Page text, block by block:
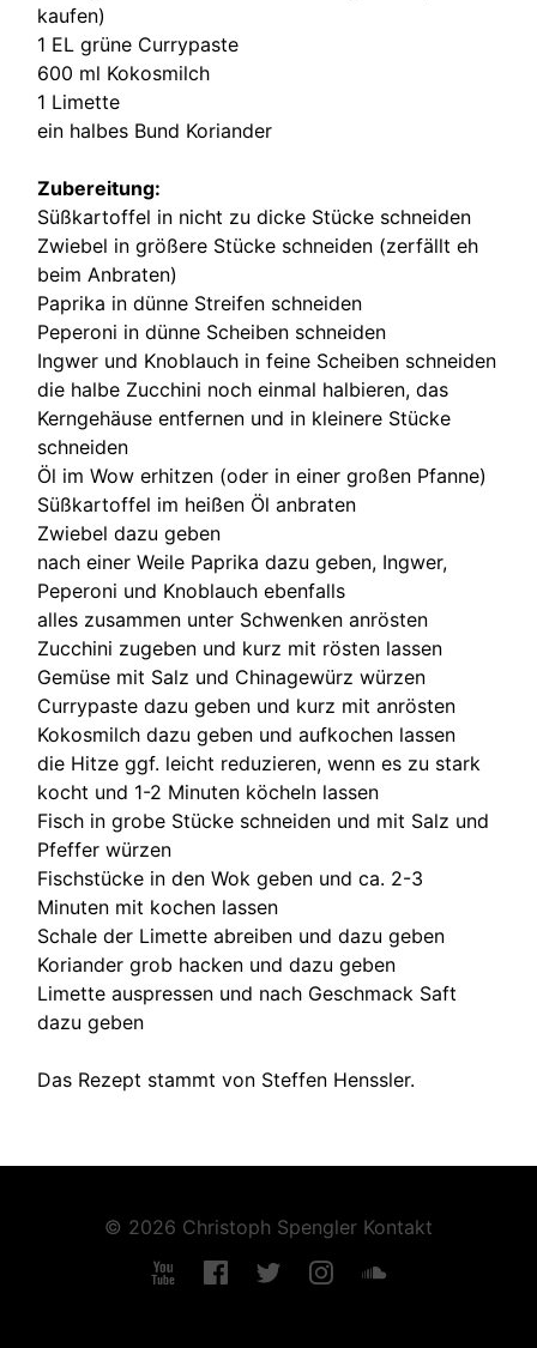
kaufen)
1 EL grüne Currypaste
600 ml Kokosmilch
1 Limette
ein halbes Bund Koriander
Zubereitung:
Süßkartoffel in nicht zu dicke Stücke schneiden
Zwiebel in größere Stücke schneiden (zerfällt eh
beim Anbraten)
Paprika in dünne Streifen schneiden
Peperoni in dünne Scheiben schneiden
Ingwer und Knoblauch in feine Scheiben schneiden
die halbe Zucchini noch einmal halbieren, das
Kerngehäuse entfernen und in kleinere Stücke
schneiden
Öl im Wow erhitzen (oder in einer großen Pfanne)
Süßkartoffel im heißen Öl anbraten
Zwiebel dazu geben
nach einer Weile Paprika dazu geben, Ingwer,
Peperoni und Knoblauch ebenfalls
alles zusammen unter Schwenken anrösten
Zucchini zugeben und kurz mit rösten lassen
Gemüse mit Salz und Chinagewürz würzen
Currypaste dazu geben und kurz mit anrösten
Kokosmilch dazu geben und aufkochen lassen
die Hitze ggf. leicht reduzieren, wenn es zu stark
kocht und 1-2 Minuten köcheln lassen
Fisch in grobe Stücke schneiden und mit Salz und
Pfeffer würzen
Fischstücke in den Wok geben und ca. 2-3
Minuten mit kochen lassen
Schale der Limette abreiben und dazu geben
Koriander grob hacken und dazu geben
Limette auspressen und nach Geschmack Saft
dazu geben
Das Rezept stammt von Steffen Henssler.
© 2026 Christoph Spengler Kontakt